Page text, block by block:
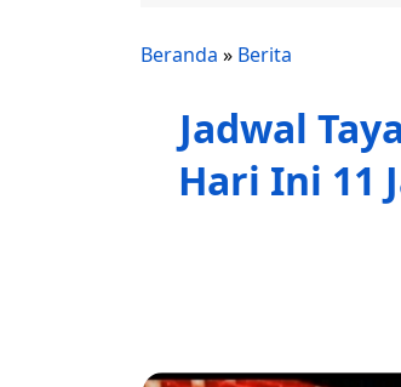
Beranda » Berita
Jadwal
Hari Ini 11